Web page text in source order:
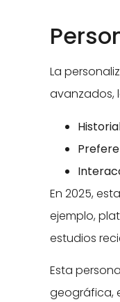
La
avanzados,
En 2025,
ejemplo,
estudios
Esta
geográfica,